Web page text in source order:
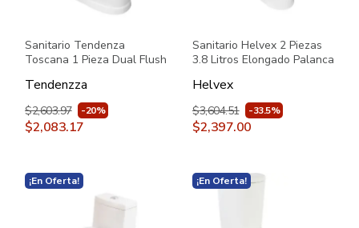
Sanitario Tendenza
Toscana 1 Pieza Dual Flush
Tendenzza
$2,603.97 -20%
$2,083.17
¡En Oferta!
Sanitario Helvex 2 Piezas
3.8 Litros Elongado Palanca
Helvex
$3,604.51 -33.5%
$2,397.00
¡En Oferta!